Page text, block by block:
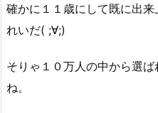
確かに１１歳にして既に出
れいだ( ;∀;)
そりゃ１０万人の中から選
ね。